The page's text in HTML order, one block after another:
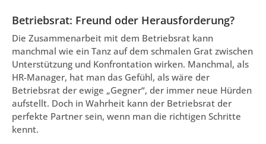
Betriebsrat: Freund oder Herausforderung?
Die Zusammenarbeit mit dem Betriebsrat kann
manchmal wie ein Tanz auf dem schmalen Grat zwischen
Unterstützung und Konfrontation wirken. Manchmal, als
HR-Manager, hat man das Gefühl, als wäre der
Betriebsrat der ewige „Gegner“, der immer neue Hürden
aufstellt. Doch in Wahrheit kann der Betriebsrat der
perfekte Partner sein, wenn man die richtigen Schritte
kennt.